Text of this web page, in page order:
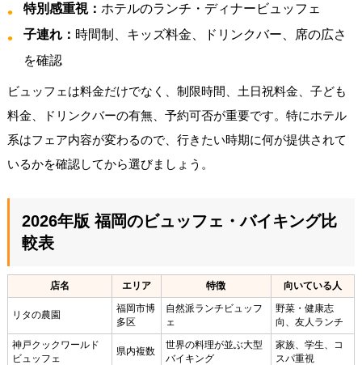
特別感重視： ホテルのランチ・ディナービュッフェ
子連れ： 時間制、キッズ料金、ドリンクバー、席の広さ
を確認
ビュッフェは料金だけでなく、制限時間、土日祝料金、子ども
料金、ドリンクバーの有無、予約可否が重要です。特にホテル
系はフェア内容が変わるので、行きたい時期に何が提供されて
いるかを確認してから選びましょう。
2026年版 福岡のビュッフェ・バイキング比
較表
店名 エリア 特徴 向いている人
リタの農園
福岡市博
多区
自然派ランチビュッフ
ェ
野菜・健康志
向、友人ランチ
神戸クックワールド
ビュッフェ
県内複数
世界の料理が並ぶ大型
バイキング
家族、学生、コ
スパ重視